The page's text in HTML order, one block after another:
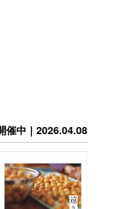
催中｜2026.04.08